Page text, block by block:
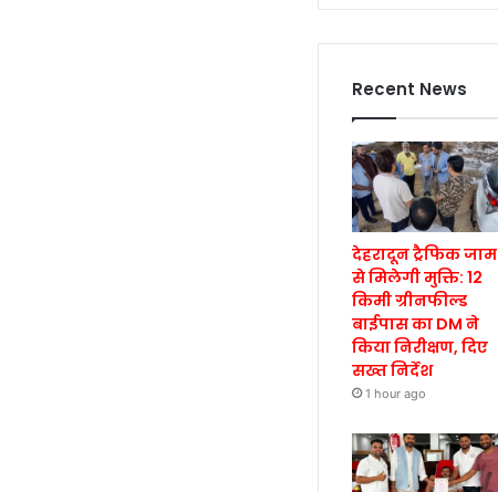
Recent News
देहरादून ट्रैफिक जाम
से मिलेगी मुक्ति: 12
किमी ग्रीनफील्ड
बाईपास का DM ने
किया निरीक्षण, दिए
सख्त निर्देश
1 hour ago